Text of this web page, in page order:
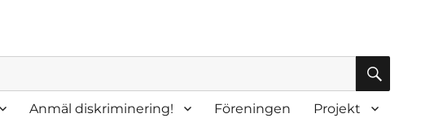
SÖK
Anmäl diskriminering! Föreningen Projekt